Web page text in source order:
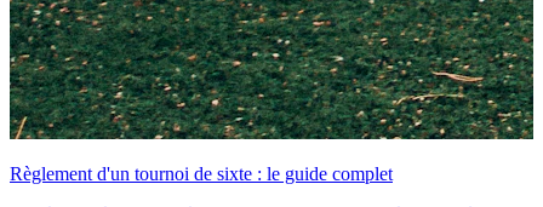
Règlement d'un tournoi de sixte : le guide complet